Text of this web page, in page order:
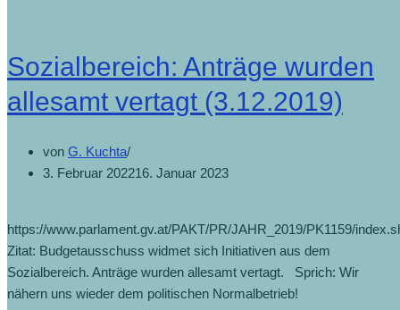
Sozialbereich: Anträge wurden
allesamt vertagt (3.12.2019)
von G. Kuchta
3. Februar 202216. Januar 2023
https://www.parlament.gv.at/PAKT/PR/JAHR_2019/PK1159/
Zitat: Budgetausschuss widmet sich Initiativen aus dem
Sozialbereich. Anträge wurden allesamt vertagt. Sprich: Wir
nähern uns wieder dem politischen Normalbetrieb!